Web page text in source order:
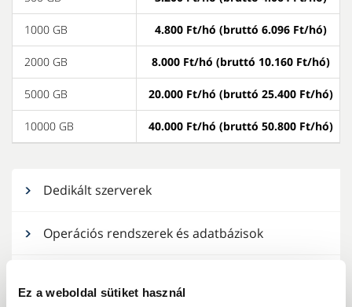
Ez a weboldal sütiket használ
1000 GB 4.800 Ft/hó (bruttó 6.096 Ft/hó)
2000 GB 8.000 Ft/hó (bruttó 10.160 Ft/hó)
5000 GB 20.000 Ft/hó (bruttó 25.400 Ft/hó)
10000 GB 40.000 Ft/hó (bruttó 50.800 Ft/hó)
Dedikált szerverek
Operációs rendszerek és adatbázisok